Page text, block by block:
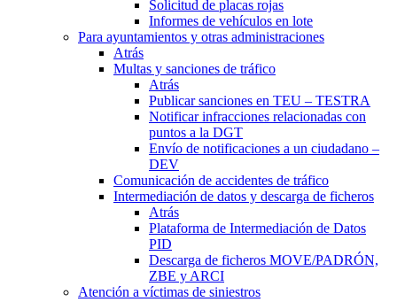
Solicitud de placas rojas
Informes de vehículos en lote
Para ayuntamientos y otras administraciones
Atrás
Multas y sanciones de tráfico
Atrás
Publicar sanciones en TEU – TESTRA
Notificar infracciones relacionadas con
puntos a la DGT
Envío de notificaciones a un ciudadano –
DEV
Comunicación de accidentes de tráfico
Intermediación de datos y descarga de ficheros
Atrás
Plataforma de Intermediación de Datos
PID
Descarga de ficheros MOVE/PADRÓN,
ZBE y ARCI
Atención a víctimas de siniestros